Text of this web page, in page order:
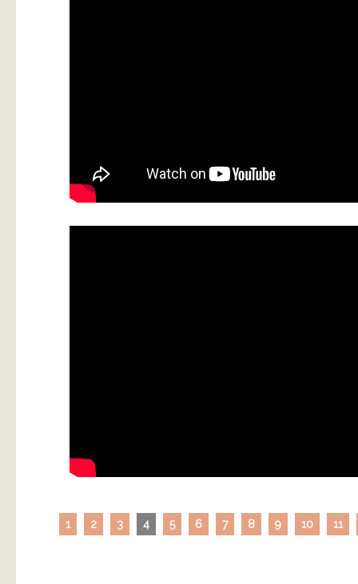
1 2 3 4 5 6 7 8 9 10 11